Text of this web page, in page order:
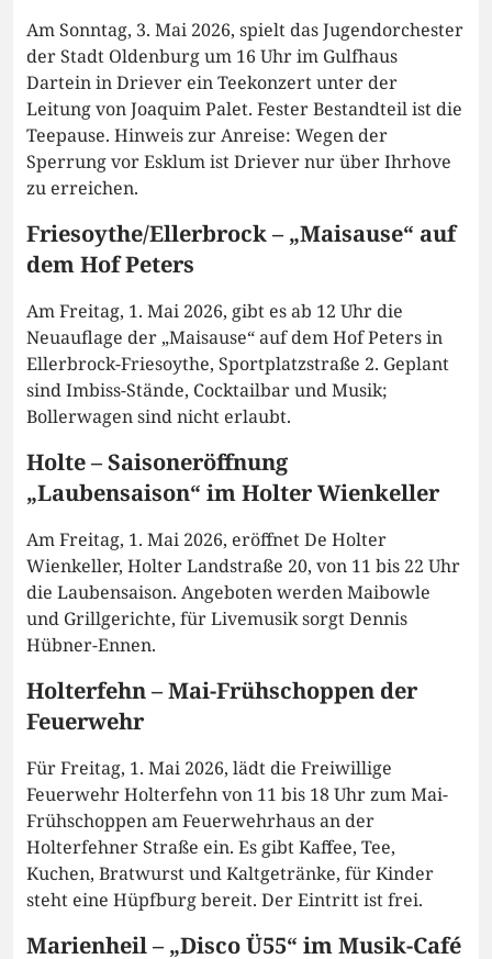
Am Sonntag, 3. Mai 2026, spielt das Jugendorchester
der Stadt Oldenburg um 16 Uhr im Gulfhaus
Dartein in Driever ein Teekonzert unter der
Leitung von Joaquim Palet. Fester Bestandteil ist die
Teepause. Hinweis zur Anreise: Wegen der
Sperrung vor Esklum ist Driever nur über Ihrhove
zu erreichen.
Friesoythe/Ellerbrock – „Maisause“ auf
dem Hof Peters
Am Freitag, 1. Mai 2026, gibt es ab 12 Uhr die
Neuauflage der „Maisause“ auf dem Hof Peters in
Ellerbrock-Friesoythe, Sportplatzstraße 2. Geplant
sind Imbiss-Stände, Cocktailbar und Musik;
Bollerwagen sind nicht erlaubt.
Holte – Saisoneröffnung
„Laubensaison“ im Holter Wienkeller
Am Freitag, 1. Mai 2026, eröffnet De Holter
Wienkeller, Holter Landstraße 20, von 11 bis 22 Uhr
die Laubensaison. Angeboten werden Maibowle
und Grillgerichte, für Livemusik sorgt Dennis
Hübner-Ennen.
Holterfehn – Mai-Frühschoppen der
Feuerwehr
Für Freitag, 1. Mai 2026, lädt die Freiwillige
Feuerwehr Holterfehn von 11 bis 18 Uhr zum Mai-
Frühschoppen am Feuerwehrhaus an der
Holterfehner Straße ein. Es gibt Kaffee, Tee,
Kuchen, Bratwurst und Kaltgetränke, für Kinder
steht eine Hüpfburg bereit. Der Eintritt ist frei.
Marienheil – „Disco Ü55“ im Musik-Café